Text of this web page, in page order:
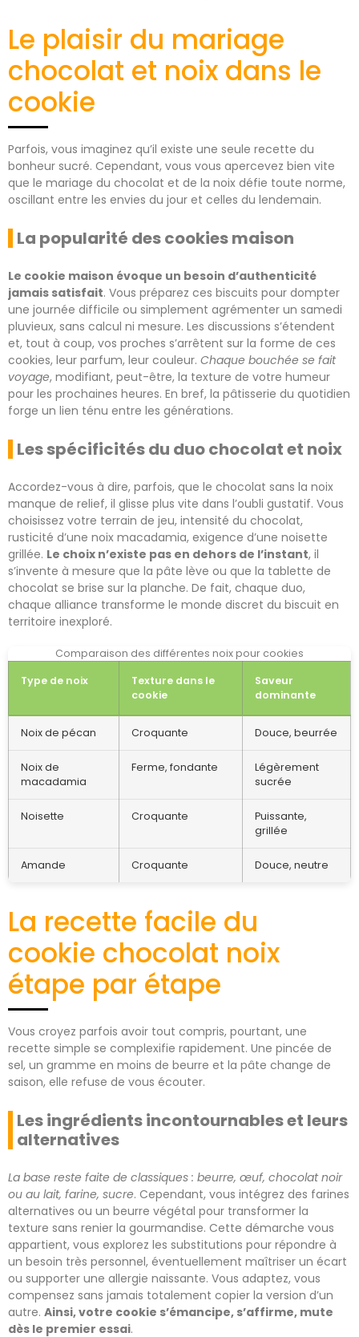
Le plaisir du mariage
chocolat et noix dans le
cookie
Parfois, vous imaginez qu’il existe une seule recette du
bonheur sucré. Cependant, vous vous apercevez bien vite
que le mariage du chocolat et de la noix défie toute norme,
oscillant entre les envies du jour et celles du lendemain.
La popularité des cookies maison
Le cookie maison évoque un besoin d’authenticité
jamais satisfait. Vous préparez ces biscuits pour dompter
une journée difficile ou simplement agrémenter un samedi
pluvieux, sans calcul ni mesure. Les discussions s’étendent
et, tout à coup, vos proches s’arrêtent sur la forme de ces
cookies, leur parfum, leur couleur. Chaque bouchée se fait
voyage, modifiant, peut-être, la texture de votre humeur
pour les prochaines heures. En bref, la pâtisserie du quotidien
forge un lien ténu entre les générations.
Les spécificités du duo chocolat et noix
Accordez-vous à dire, parfois, que le chocolat sans la noix
manque de relief, il glisse plus vite dans l’oubli gustatif. Vous
choisissez votre terrain de jeu, intensité du chocolat,
rusticité d’une noix macadamia, exigence d’une noisette
grillée. Le choix n’existe pas en dehors de l’instant, il
s’invente à mesure que la pâte lève ou que la tablette de
chocolat se brise sur la planche. De fait, chaque duo,
chaque alliance transforme le monde discret du biscuit en
territoire inexploré.
Comparaison des différentes noix pour cookies
Type de noix
Texture dans le
cookie
Saveur
dominante
Noix de pécan Croquante Douce, beurrée
Noix de
macadamia
Ferme, fondante
Légèrement
sucrée
Noisette Croquante
Puissante,
grillée
Amande Croquante Douce, neutre
La recette facile du
cookie chocolat noix
étape par étape
Vous croyez parfois avoir tout compris, pourtant, une
recette simple se complexifie rapidement. Une pincée de
sel, un gramme en moins de beurre et la pâte change de
saison, elle refuse de vous écouter.
Les ingrédients incontournables et leurs
alternatives
La base reste faite de classiques : beurre, œuf, chocolat noir
ou au lait, farine, sucre. Cependant, vous intégrez des farines
alternatives ou un beurre végétal pour transformer la
texture sans renier la gourmandise. Cette démarche vous
appartient, vous explorez les substitutions pour répondre à
un besoin très personnel, éventuellement maîtriser un écart
ou supporter une allergie naissante. Vous adaptez, vous
compensez sans jamais totalement copier la version d’un
autre. Ainsi, votre cookie s’émancipe, s’affirme, mute
dès le premier essai.